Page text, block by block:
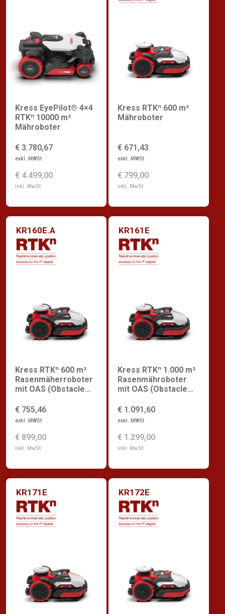
Kress EyePilot® 4×4
RTKⁿ 10000 m²
Mähroboter
€ 3.780,67
exkl. MWSt
€ 4.499,00
inkl. MwSt
Kress RTKⁿ 600 m²
Mähroboter
€ 671,43
exkl. MWSt
€ 799,00
inkl. MwSt
KR160E.A
Kress RTKⁿ 600 m²
Rasenmäherroboter
mit OAS (Obstacle
€ 755,46
exkl. MWSt
€ 899,00
inkl. MwSt
KR161E
Kress RTKⁿ 1.000 m²
Rasenmähroboter
mit OAS (Obstacle
€ 1.091,60
exkl. MWSt
€ 1.299,00
inkl. MwSt
KR171E KR172E